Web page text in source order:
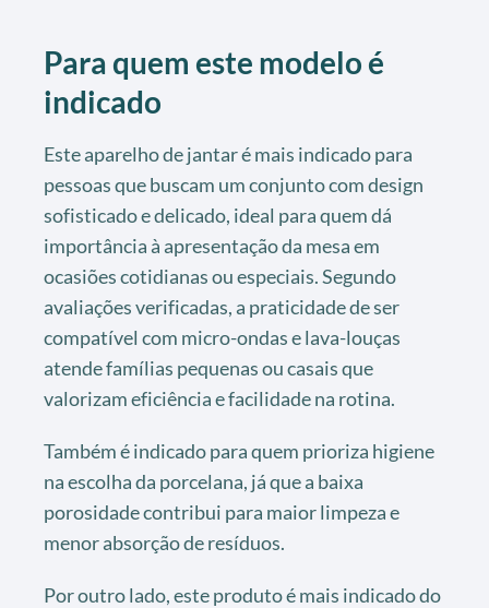
Para quem este modelo é
indicado
Este aparelho de jantar é mais indicado para
pessoas que buscam um conjunto com design
sofisticado e delicado, ideal para quem dá
importância à apresentação da mesa em
ocasiões cotidianas ou especiais. Segundo
avaliações verificadas, a praticidade de ser
compatível com micro-ondas e lava-louças
atende famílias pequenas ou casais que
valorizam eficiência e facilidade na rotina.
Também é indicado para quem prioriza higiene
na escolha da porcelana, já que a baixa
porosidade contribui para maior limpeza e
menor absorção de resíduos.
Por outro lado, este produto é mais indicado do